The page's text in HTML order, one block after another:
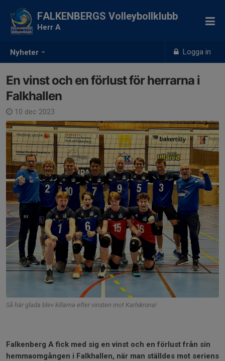
Nyheter Logga in
FALKENBERGS Volleybollklubb
Herr A
En vinst och en förlust för herrarna i
Falkhallen
10 dec 2023
Så här glada blev killarna efter vinsten mot Karlskrona!
Falkenberg A fick med sig en vinst och en förlust från sin
hemmaomgången i Falkhallen, när man ställdes mot seriens